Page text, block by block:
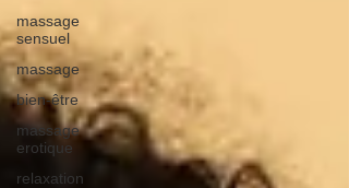
massage
sensuel
massage
bien-être
massage
erotique
relaxation